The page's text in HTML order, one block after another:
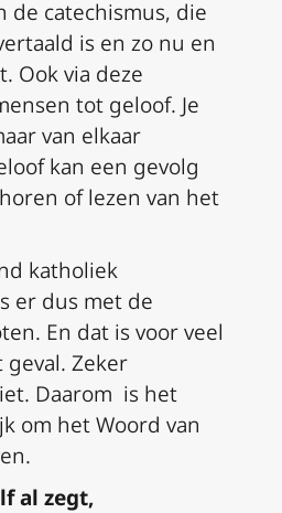
de catechismus, die
is en zo nu en
. Ookvia deze
tot geloof. Je
van elkaar
kan een gevolg
of lezen van het
katholiek
er dus met de
En dat is voor veel
Zeker
Daarom is het
om hetWoord van
.
al zegt,